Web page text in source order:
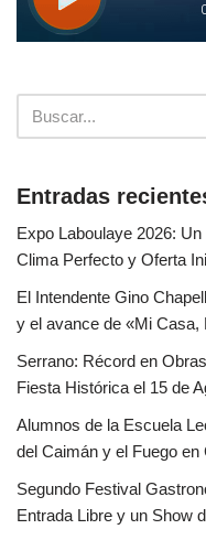
Entradas
Expo Laboulaye 2026:
Clima Perfecto y Oferta
El Intendente Gino
y el avance de «Mi Casa,
Serrano: Récord en
Fiesta Histórica el 15 de
Alumnos de la Escuela
del Caimán y el Fuego en
Segundo Festival
Entrada Libre y un Show